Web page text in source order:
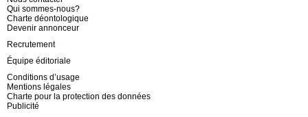
Qui sommes-nous?
Charte déontologique
Devenir annonceur
Recrutement
Équipe éditoriale
Conditions d’usage
Mentions légales
Charte pour la protection des données
Publicité